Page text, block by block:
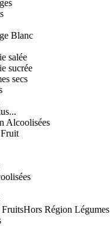
Blanc
salée
sucrée
secs
Alcoolisées
Hors Région Légumes